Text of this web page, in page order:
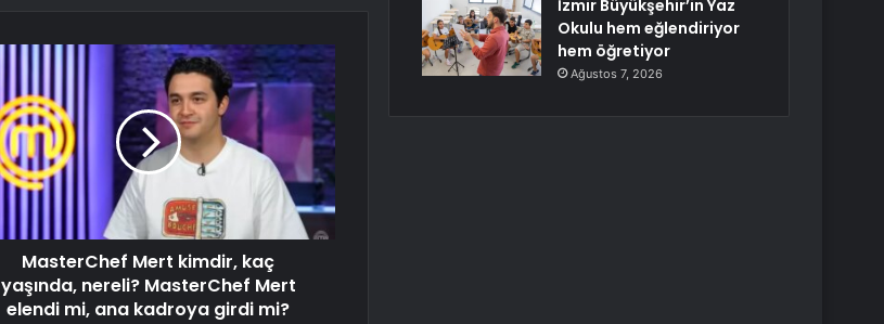
MasterChef Mert kimdir, kaç
yaşında, nereli? MasterChef Mert
elendi mi, ana kadroya girdi mi?
İzmir Büyükşehir’in Yaz
Okulu hem eğlendiriyor
hem öğretiyor
Ağustos 7, 2026